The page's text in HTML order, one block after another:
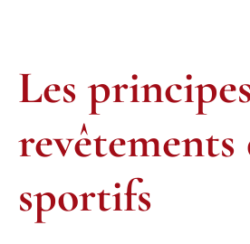
Les
revêtements
sportifs